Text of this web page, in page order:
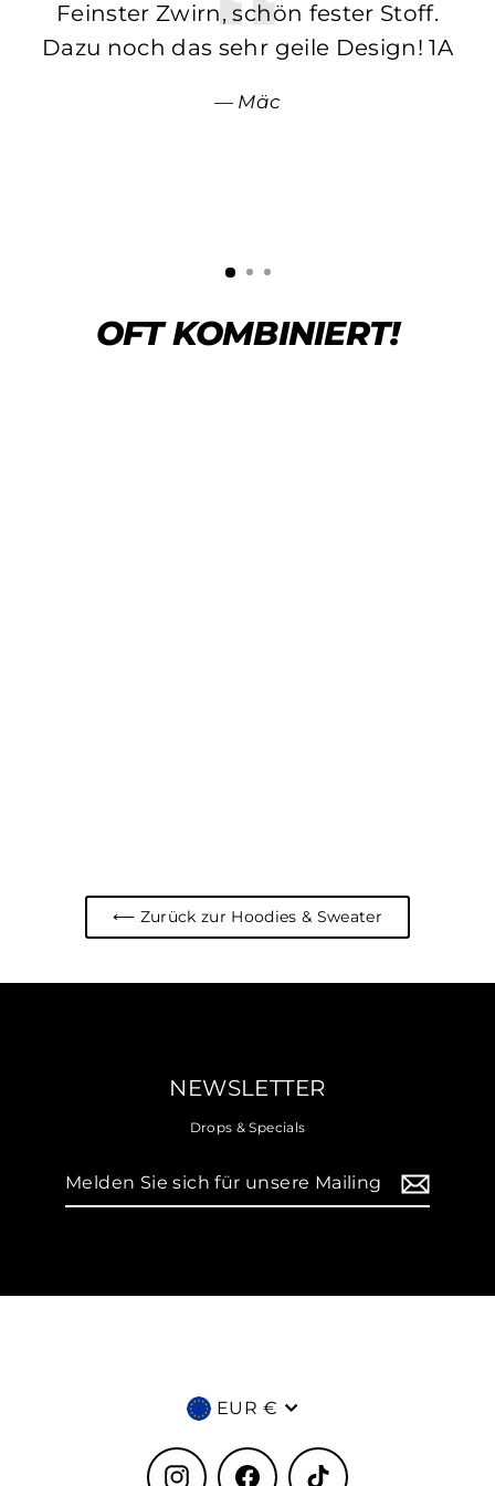
Feinster Zwirn, schön fester Stoff.
Dazu noch das sehr geile Design! 1A
Mäc
OFT KOMBINIERT!
⟵ Zurück zur Hoodies & Sweater
NEWSLETTER
Drops & Specials
an
Währung
EUR €
Instagram Facebook TikTok